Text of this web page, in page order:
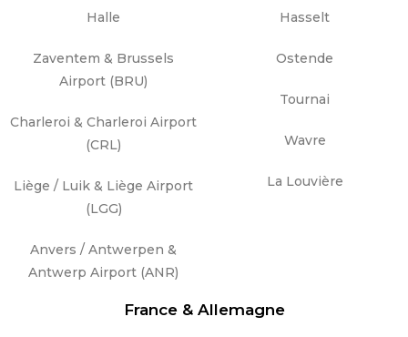
Halle
Zaventem & Brussels
Airport (BRU)
Charleroi & Charleroi Airport
(CRL)
Liège / Luik & Liège Airport
(LGG)
Anvers / Antwerpen &
Antwerp Airport (ANR)
Hasselt
Ostende
Tournai
Wavre
La Louvière
France & Allemagne